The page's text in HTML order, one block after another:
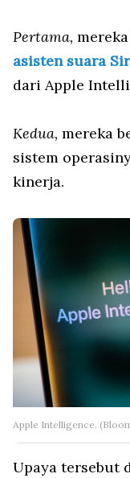
Pertama,
asisten suara
dari Apple
Kedua, mereka
sistem
kinerja.
Apple Intelligence.
Upaya tersebut